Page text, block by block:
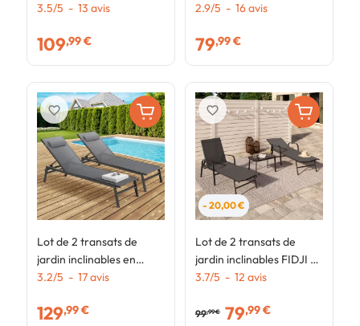
cordage bleu canard
3.5/5 - 13 avis
109,99 €
Lot de 2 transats de
jardin inclinables en
aluminium SINTRA gris
3.2/5 - 17avis
129,99 €
favorite_border
HAVANE gris anthracite
2.9/5 - 16avis
79,99 €
- 20,00 €
Lot de 2 transats de
jardin inclinables FIDJI en
acier noir et toile gris
3.7/5 - 12 avis
99,99 € 79,99 €
favorite_border